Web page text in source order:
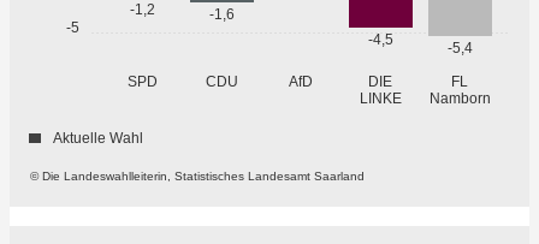
-5
SPD CDU AfD
DIE
LINKE
FL
Namborn
-1,2 -1,6
-4,5 -5,4
© Die Landeswahlleiterin, Statistisches Landesamt Saarland
Aktuelle Wahl